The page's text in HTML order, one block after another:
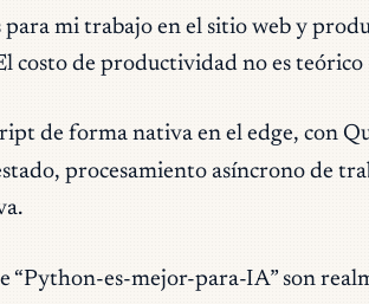
mi trabajo en el sitio web y
costo de productividad no es
de forma nativa en el edge, con
procesamiento asíncrono de
“Python-es-mejor-para-IA” son